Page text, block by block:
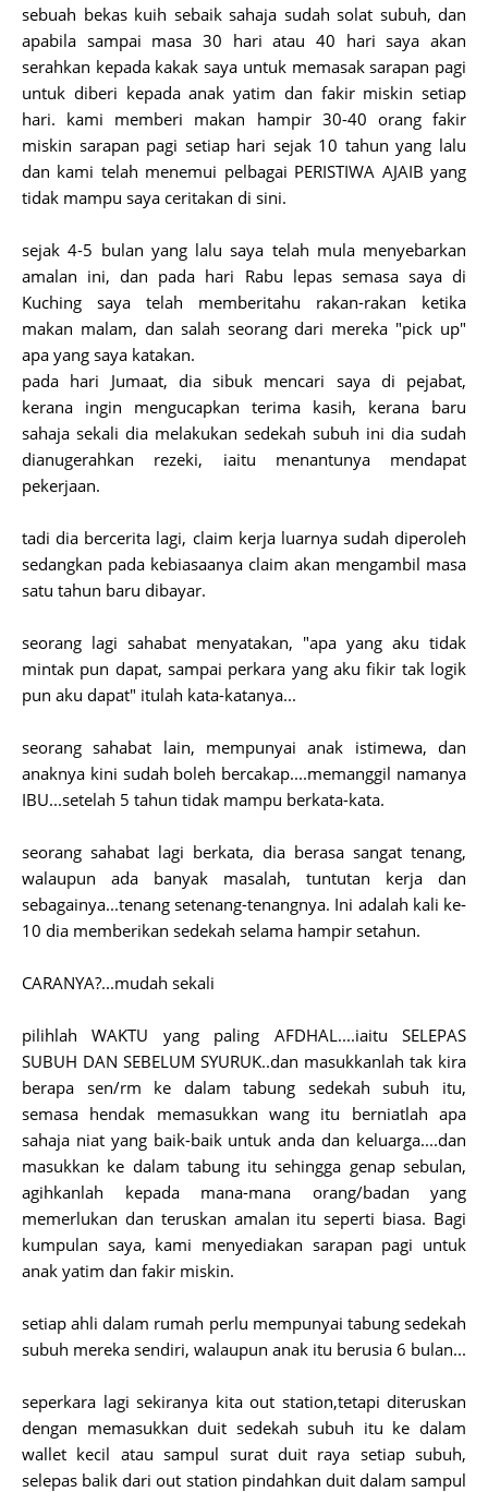
sebuah bekas kuih sebaik sahaja sudah solat subuh, dan
apabila sampai masa 30 hari atau 40 hari saya akan
serahkan kepada kakak saya untuk memasak sarapan pagi
untuk diberi kepada anak yatim dan fakir miskin setiap
hari. kami memberi makan hampir 30-40 orang fakir
miskin sarapan pagi setiap hari sejak 10 tahun yang lalu
dan kami telah menemui pelbagai PERISTIWA AJAIB yang
tidak mampu saya ceritakan di sini.
sejak 4-5 bulan yang lalu saya telah mula menyebarkan
amalan ini, dan pada hari Rabu lepas semasa saya di
Kuching saya telah memberitahu rakan-rakan ketika
makan malam, dan salah seorang dari mereka "pick up"
apa yang saya katakan.
pada hari Jumaat, dia sibuk mencari saya di pejabat,
kerana ingin mengucapkan terima kasih, kerana baru
sahaja sekali dia melakukan sedekah subuh ini dia sudah
dianugerahkan rezeki, iaitu menantunya mendapat
pekerjaan.
tadi dia bercerita lagi, claim kerja luarnya sudah diperoleh
sedangkan pada kebiasaanya claim akan mengambil masa
satu tahun baru dibayar.
seorang lagi sahabat menyatakan, "apa yang aku tidak
mintak pun dapat, sampai perkara yang aku fikir tak logik
pun aku dapat" itulah kata-katanya...
seorang sahabat lain, mempunyai anak istimewa, dan
anaknya kini sudah boleh bercakap....memanggil namanya
IBU...setelah 5 tahun tidak mampu berkata-kata.
seorang sahabat lagi berkata, dia berasa sangat tenang,
walaupun ada banyak masalah, tuntutan kerja dan
sebagainya...tenang setenang-tenangnya. Ini adalah kali ke-
10 dia memberikan sedekah selama hampir setahun.
CARANYA?...mudah sekali
pilihlah WAKTU yang paling AFDHAL....iaitu SELEPAS
SUBUH DAN SEBELUM SYURUK..dan masukkanlah tak kira
berapa sen/rm ke dalam tabung sedekah subuh itu,
semasa hendak memasukkan wang itu berniatlah apa
sahaja niat yang baik-baik untuk anda dan keluarga....dan
masukkan ke dalam tabung itu sehingga genap sebulan,
agihkanlah kepada mana-mana orang/badan yang
memerlukan dan teruskan amalan itu seperti biasa. Bagi
kumpulan saya, kami menyediakan sarapan pagi untuk
anak yatim dan fakir miskin.
setiap ahli dalam rumah perlu mempunyai tabung sedekah
subuh mereka sendiri, walaupun anak itu berusia 6 bulan...
seperkara lagi sekiranya kita out station,tetapi diteruskan
dengan memasukkan duit sedekah subuh itu ke dalam
wallet kecil atau sampul surat duit raya setiap subuh,
selepas balik dari out station pindahkan duit dalam sampul